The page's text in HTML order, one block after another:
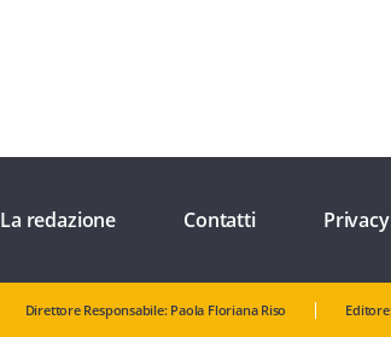
La redazione Contatti
Direttore Responsabile: Paola Floriana Riso